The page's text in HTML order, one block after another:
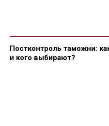
Постконтроль таможни:
и кого выбирают?